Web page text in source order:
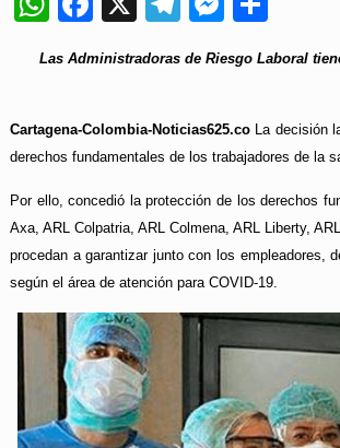
Las Administradoras de Riesgo Laboral
Cartagena-Colombia-Noticias625.co La decisión
derechos fundamentales de los trabajadores de la
Por ello, concedió la protección de los derechos
Axa, ARL Colpatria, ARL Colmena, ARL Liberty,
procedan a garantizar junto con los empleadores,
según el área de atención para COVID-19.